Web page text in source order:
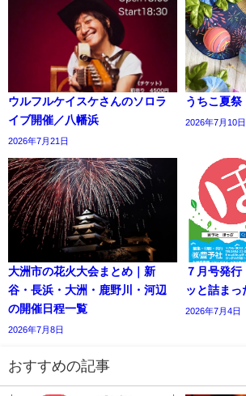
ウルフルケイスケさんのソロラ
イブ開催／八幡浜
2026年7月21日
うちこ夏祭
2026年7月10日
大洲市の花火大会まとめ｜新
谷・長浜・大洲・鹿野川・河辺
の開催日程一覧
2026年7月8日
７月号発
ッと詰まっ
2026年7月4日
おすすめの記事